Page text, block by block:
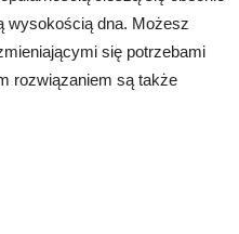
wysokością dna. Możesz
się potrzebami
rozwiązaniem są także